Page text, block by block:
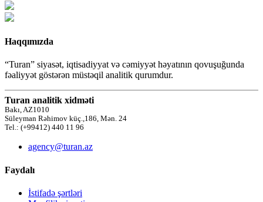
Haqqımızda
“Turan” siyasət, iqtisadiyyat və cəmiyyət həyatının qovuşuğunda
fəaliyyət göstərən müstəqil analitik qurumdur.
Turan analitik xidməti
Bakı, AZ1010
Süleyman Rəhimov küç.,186, Mən. 24
Tel.: (+99412) 440 11 96
agency@turan.az
Faydalı
İstifadə şərtləri